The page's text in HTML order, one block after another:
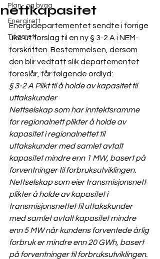
Plan- og bygg
Energirett
Tingsrett
nettkapasitet
Energidepartementet sendte i forrige
uke ut forslag til en ny § 3-2 A i NEM-
forskriften. Bestemmelsen, dersom
den blir vedtatt slik departementet
foreslår, får følgende ordlyd:
§ 3-2 A Plikt til å holde av kapasitet til
uttakskunder
Nettselskap som har inntektsramme
for regionalnett plikter å holde av
kapasitet i regionalnettet til
uttakskunder med samlet avtalt
kapasitet mindre enn 1 MW, basert på
forventninger til forbruksutviklingen.
Nettselskap som eier transmisjonsnett
plikter å holde av kapasitet i
transmisjonsnettet til uttakskunder
med samlet avtalt kapasitet mindre
enn 5 MW når kundens forventede årlig
forbruk er mindre enn 20 GWh, basert
på forventninger til forbruksutviklingen.